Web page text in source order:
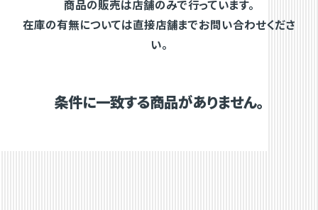
商品の販売は店舗のみで行っています。
在庫の有無については直接店舗までお問い合わせくださ
い。
条件に一致する商品がありません。